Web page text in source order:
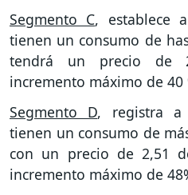
Segmento C, establece
tienen un consumo de
tendrá un precio de
incremento máximo de 40
Segmento D, registra a
tienen un consumo de
con un precio de 2,51
incremento máximo de